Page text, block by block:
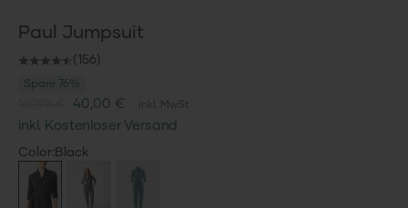
Paul Jumpsuit
(156)
Spare 76%
Angebot40,00 €
inkl. Kostenloser Versand
Color
Color: Black
Black
Charcoal Deep Turquoise